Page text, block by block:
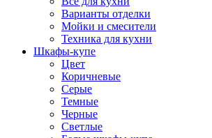
Варианты отделки
Мойки и смесители
Техника для кухни
Шкафы-купе
Цвет
Коричневые
Серые
Темные
Черные
Светлые